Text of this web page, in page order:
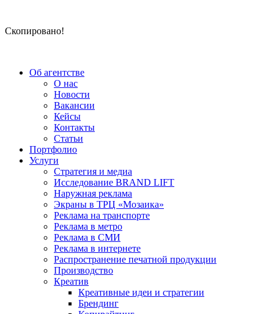
Скопировано!
Об агентстве
О нас
Новости
Вакансии
Кейсы
Контакты
Статьи
Портфолио
Услуги
Стратегия и медиа
Исследование BRAND LIFT
Наружная реклама
Экраны в ТРЦ «Мозаика»
Реклама на транспорте
Реклама в метро
Реклама в СМИ
Реклама в интернете
Распространение печатной продукции
Производство
Креатив
Креативные идеи и стратегии
Брендинг